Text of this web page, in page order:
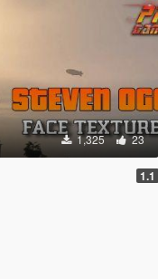
1,325 23
1.1